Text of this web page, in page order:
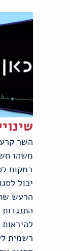
השר
משהו
במקום
יכול
הרעש
רשמית